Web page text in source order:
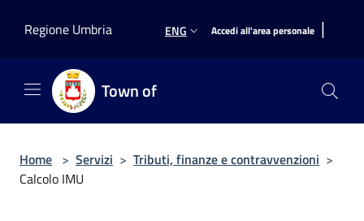
Regione Umbria
ENG Accedi all'area personale |
Town of
Home > Servizi > Tributi, finanze e contravvenzioni >
Calcolo IMU